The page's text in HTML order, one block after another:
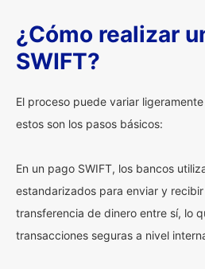
¿Cómo realizar
SWIFT?
El proceso puede variar
estos son los pasos básicos:
En un pago SWIFT, los bancos
estandarizados para enviar y
transferencia de dinero entre sí, lo
transacciones seguras a nivel